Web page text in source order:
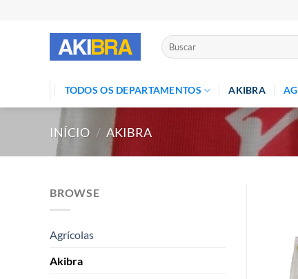
Pesquisar
por:
TODOS OS DEPARTAMENTOS AKIBRA
INÍCIO / AKIBRA
BROWSE
Agrícolas
Akibra